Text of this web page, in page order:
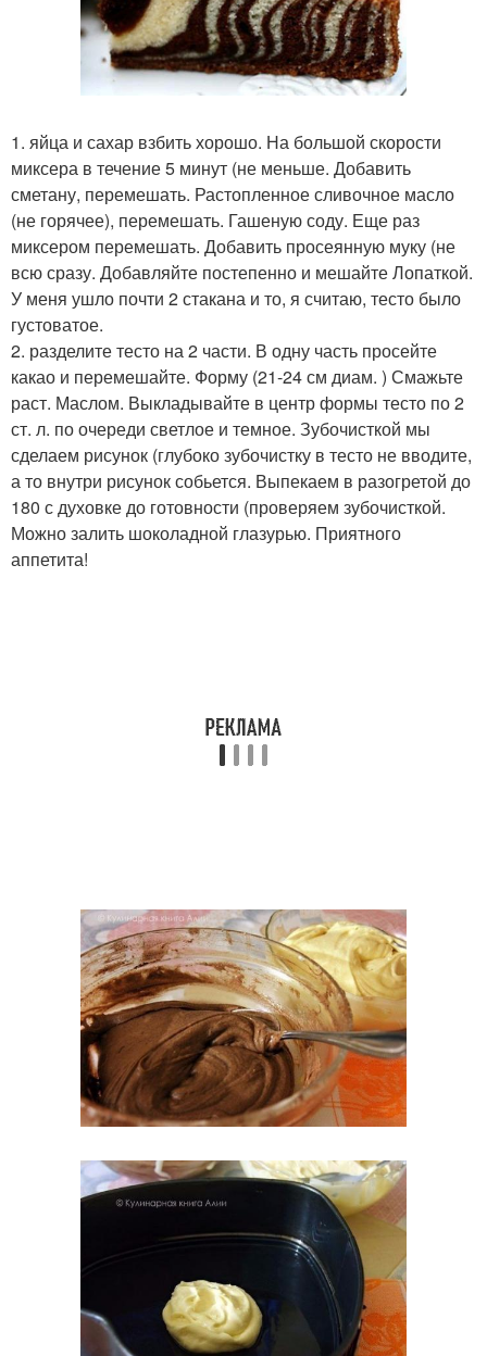
1. яйца и сахар взбить хорошо. На большой скорости
миксера в течение 5 минут (не меньше. Добавить
сметану, перемешать. Растопленное сливочное масло
(не горячее), перемешать. Гашеную соду. Еще раз
миксером перемешать. Добавить просеянную муку (не
всю сразу. Добавляйте постепенно и мешайте Лопаткой.
У меня ушло почти 2 стакана и то, я считаю, тесто было
густоватое.
2. разделите тесто на 2 части. В одну часть просейте
какао и перемешайте. Форму (21-24 см диам. ) Смажьте
раст. Маслом. Выкладывайте в центр формы тесто по 2
ст. л. по очереди светлое и темное. Зубочисткой мы
сделаем рисунок (глубоко зубочистку в тесто не вводите,
а то внутри рисунок собьется. Выпекаем в разогретой до
180 с духовке до готовности (проверяем зубочисткой.
Можно залить шоколадной глазурью. Приятного
аппетита!